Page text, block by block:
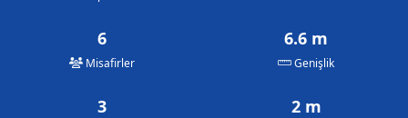
6
Misafirler
6.6 m
Genişlik
3 2 m